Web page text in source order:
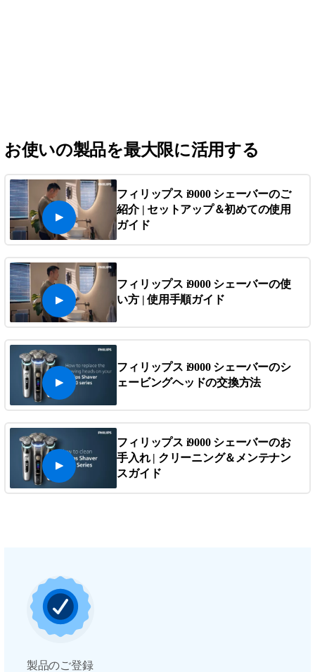
お使いの製品を最大限に活用する
フィリップス i9000 シェーバーのご
紹介 | セットアップ＆初めての使用
ガイド
フィリップス i9000 シェーバーの使
い方 | 使用手順ガイド
フィリップス i9000 シェーバーのシ
ェービングヘッドの交換方法
フィリップス i9000 シェーバーのお
手入れ | クリーニング＆メンテナン
スガイド
製品のご登録